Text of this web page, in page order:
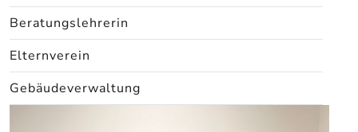
Beratungslehrerin
Elternverein
Gebäudeverwaltung